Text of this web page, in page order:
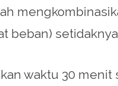
beban)
waktu 30